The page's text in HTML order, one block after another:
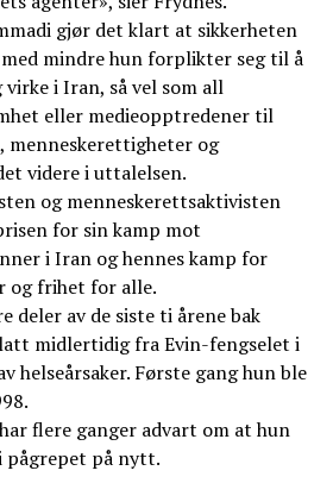
gjør det klart at sikkerheten
mindre hun forplikter seg til å
i Iran, så vel som all
eller medieopptredener til
og
videre i uttalelsen.
og menneskerettsaktivisten
for sin kamp mot
i Iran og hennes kamp for
og frihet for alle.
deler av de siste ti årene bak
midlertidig fra Evin-fengselet i
helseårsaker. Første gang hun ble
flere ganger advart om at hun
pågrepet på nytt.